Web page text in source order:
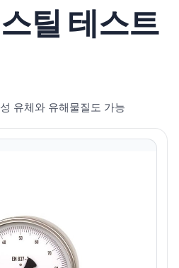
틸 테스트
유체와 유해물질도 가능